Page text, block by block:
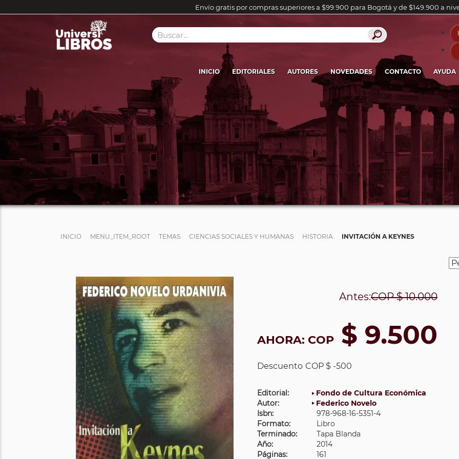
Envío gratis por compras superiores a $99.900 para Bogotá y de $149.900 a
INICIO EDITORIALES AUTORES NOVEDADES CONTACTO AYUDA
INICIO MENU_ITEM_ROOT TEMAS CIENCIAS SOCIALES Y HUMANAS HISTORIA INVITACIÓN A KEYNES
Antes:COP$ 10.000
AHORA: COP $ 9.500
Descuento COP $ -500
Editorial:
Fondo de Cultura Económica
Autor:
Federico Novelo
Isbn:
978-968-16-5351-4
Formato:
Libro
Terminado:
Tapa Blanda
Año:
2014
Páginas:
161